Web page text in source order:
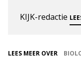
KIJK-redactie
LEES MEER OVER